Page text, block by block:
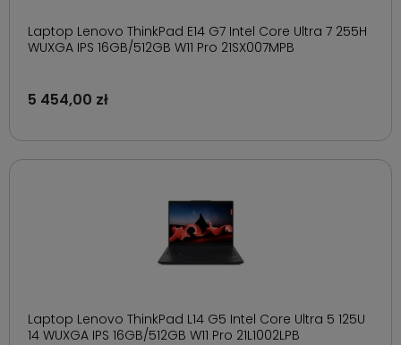
Laptop Lenovo ThinkPad E14 G7 Intel Core Ultra 7 255H
WUXGA IPS 16GB/512GB W11 Pro 21SX007MPB
5 454,00 zł
Laptop Lenovo ThinkPad L14 G5 Intel Core Ultra 5 125U
14 WUXGA IPS 16GB/512GB W11 Pro 21L1002LPB